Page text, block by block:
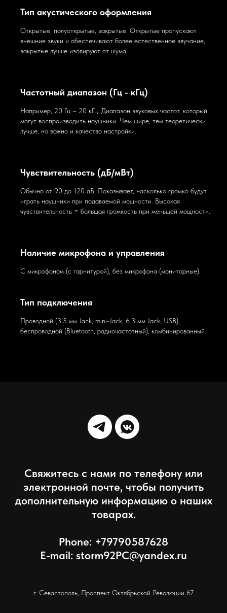
Тип акустического оформления
Открытые, полуоткрытые, закрытые. Открытые пропускают
внешние звуки и обеспечивают более естественное звучание,
закрытые лучше изолируют от шума.
Частотный диапазон (Гц - кГц)
Например, 20 Гц – 20 кГц. Диапазон звуковых частот, который
могут воспроизводить наушники. Чем шире, тем теоретически
лучше, но важно и качество настройки.
Чувствительность (дБ/мВт)
Обычно от 90 до 120 дБ. Показывает, насколько громко будут
играть наушники при подаваемой мощности. Высокая
чувствительность = большая громкость при меньшей мощности.
Наличие микрофона и управления
С микрофоном (с гарнитурой), без микрофона (мониторные).
Тип подключения
Проводной (3.5 мм Jack, mini-Jack, 6.3 мм Jack, USB),
беспроводной (Bluetooth, радиочастотный), комбинированный.
Свяжитесь с нами по телефону или
электронной почте, чтобы получить
дополнительную информацию о наших
товарах.
Phone: +79790587628
E-mail: storm92PC@yandex.ru
г. Севастополь, Проспект Октябрьской Революции 67